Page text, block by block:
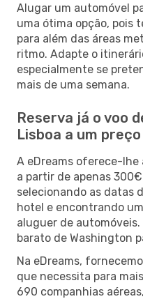
Alugar um automóvel
uma ótima opção, pois
para além das áreas
ritmo. Adapte o
especialmente se
mais de uma semana.
Reserva já o voo
Lisboa a um
A eDreams oferece-lhe
a partir de apenas
selecionando as datas
hotel e encontrando
aluguer de
barato de Washington
Na eDreams,
que necessita para
690 companhias